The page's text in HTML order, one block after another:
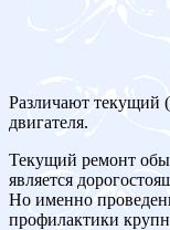
Различают текущий
двигателя.
Текущий ремонт
является
Но именно
профилактики